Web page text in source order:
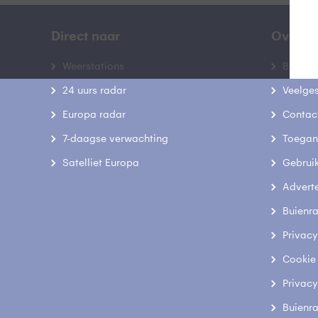
Direct naar
Weerstations
24 uurs radar
Europa radar
7-daagse verwachting
Satelliet Europa
Over